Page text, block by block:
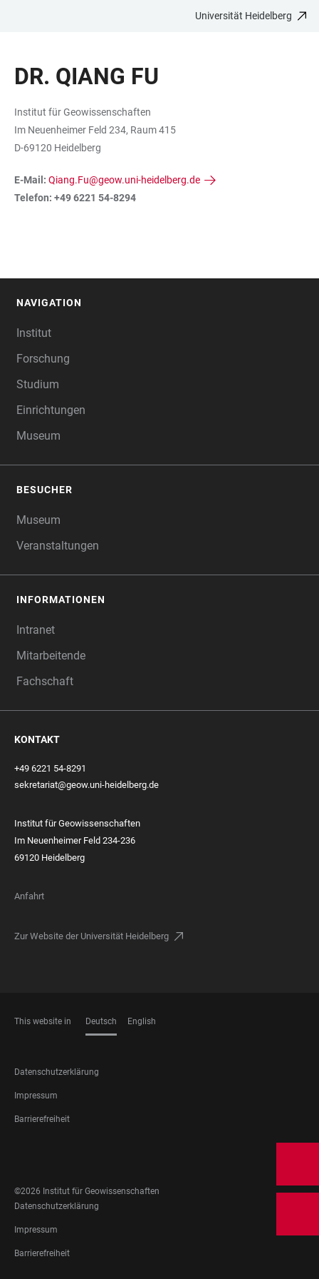
BARRIEREFREIHEIT
Universität Heidelberg
DR. QIANG FU
Institut für Geowissenschaften
Im Neuenheimer Feld 234, Raum 415
D-69120 Heidelberg
E-Mail: Qiang.Fu@geow.uni-heidelberg.de
Telefon: +49 6221 54-8294
NAVIGATION
Institut
Forschung
Studium
Einrichtungen
Museum
BESUCHER
Museum
Veranstaltungen
INFORMATIONEN
Intranet
Mitarbeitende
Fachschaft
KONTAKT
+49 6221 54-8291
sekretariat@geow.uni-heidelberg.de
Institut für Geowissenschaften
Im Neuenheimer Feld 234-236
69120 Heidelberg
Anfahrt
Zur Website der Universität Heidelberg
This website in Deutsch English
FOOTER
LEGAL
Datenschutzerklärung
Impressum
Barrierefreiheit
MEDIA
©2026 Institut für Geowissenschaften
FOOTER
LEGAL
Datenschutzerklärung
Impressum
Barrierefreiheit